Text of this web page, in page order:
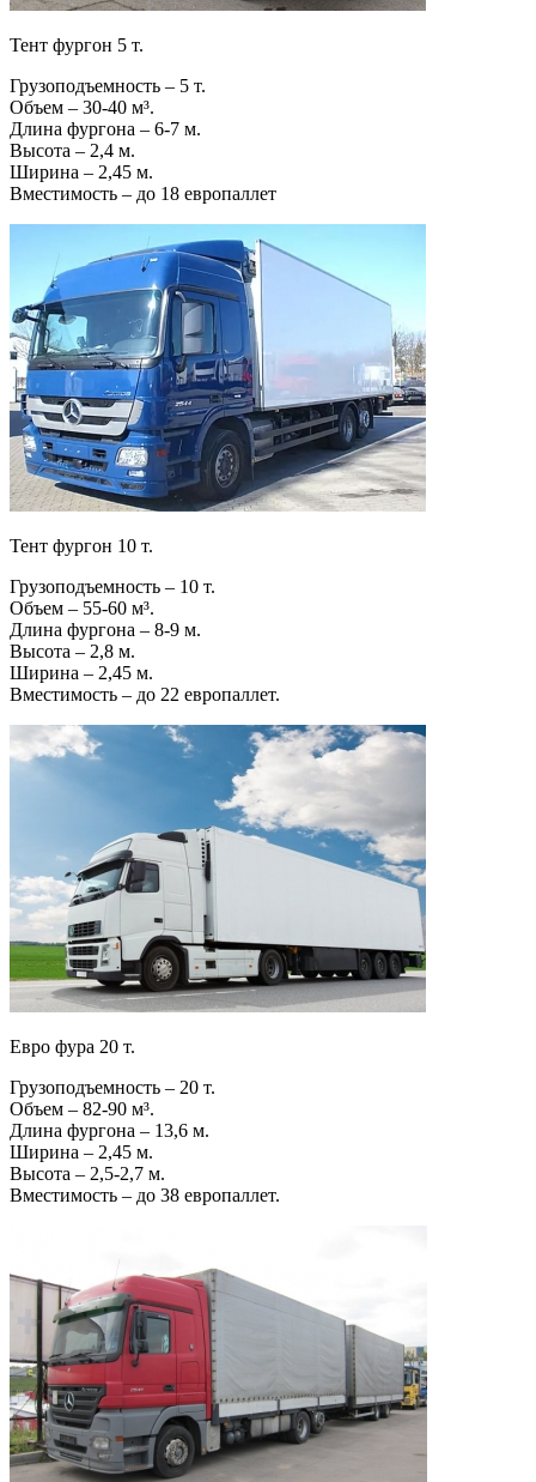
Тент фургон 5 т.
Грузоподъемность – 5 т.
Объем – 30-40 м³.
Длина фургона – 6-7 м.
Высота – 2,4 м.
Ширина – 2,45 м.
Вместимость – до 18 европаллет
Тент фургон 10 т.
Грузоподъемность – 10 т.
Объем – 55-60 м³.
Длина фургона – 8-9 м.
Высота – 2,8 м.
Ширина – 2,45 м.
Вместимость – до 22 европаллет.
Евро фура 20 т.
Грузоподъемность – 20 т.
Объем – 82-90 м³.
Длина фургона – 13,6 м.
Ширина – 2,45 м.
Высота – 2,5-2,7 м.
Вместимость – до 38 европаллет.